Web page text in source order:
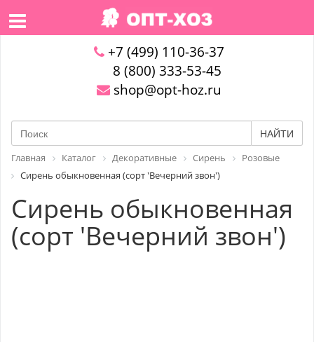
+7 (499) 110-36-37
8 (800) 333-53-45
shop@opt-hoz.ru
НАЙТИ
Главная Каталог Декоративные Сирень
Розовые
Сирень обыкновенная (сорт 'Вечерний звон')
Сирень обыкновенная
(сорт 'Вечерний звон')